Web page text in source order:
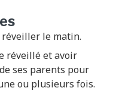
le matin.
réveillé et avoir
ses parents pour
ou plusieurs fois.